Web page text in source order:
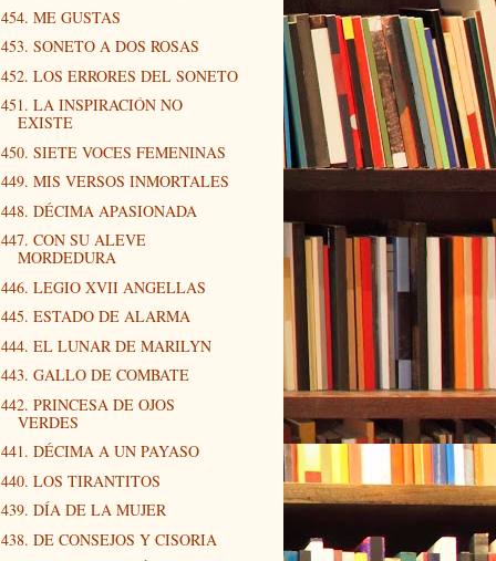
454. ME GUSTAS
453. SONETO A DOS ROSAS
452. LOS ERRORES DEL SONETO
451. LA INSPIRACIÓN NO
EXISTE
450. SIETE VOCES FEMENINAS
449. MIS VERSOS INMORTALES
448. DÉCIMA APASIONADA
447. CON SU ALEVE
MORDEDURA
446. LEGIO XVII ANGELLAS
445. ESTADO DE ALARMA
444. EL LUNAR DE MARILYN
443. GALLO DE COMBATE
442. PRINCESA DE OJOS
VERDES
441. DÉCIMA A UN PAYASO
440. LOS TIRANTITOS
439. DÍA DE LA MUJER
438. DE CONSEJOS Y CISORIA